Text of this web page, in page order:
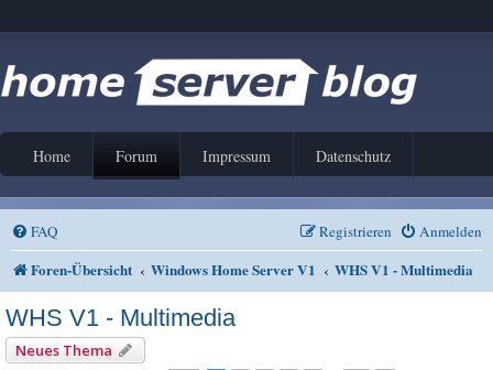
Home Forum Impressum Datenschutz
FAQ Anmelden
Registrieren
Foren-Übersicht Windows Home Server V1 WHS V1 - Multimedia
WHS V1 - Multimedia
Neues Thema